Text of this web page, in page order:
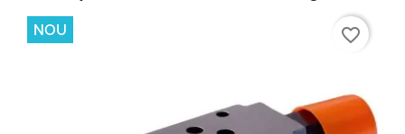
NOU favorite_border